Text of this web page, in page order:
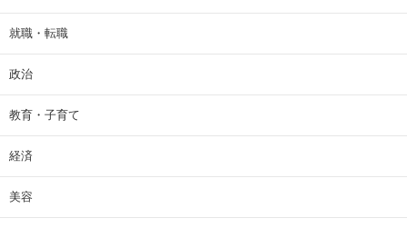
就職・転職
政治
教育・子育て
経済
美容